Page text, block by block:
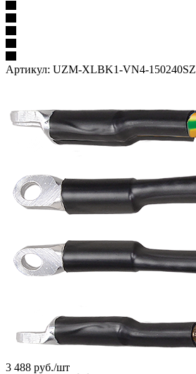
Артикул: UZM-XLBK1-VN4-150240SZ
3 488 руб./шт